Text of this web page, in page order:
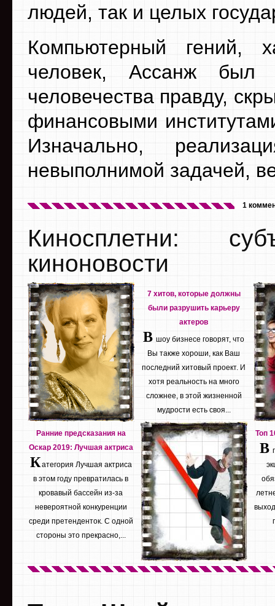
людей, так и целых
Компьютерный гений,
человек, Ассанж был
человечества правду,
финансовыми
Изначально,
невыполнимой задачей,
1
Киносплетни:
киноновости
Ранние предсказания на
Оскар 2019: Лучшая актриса
Категория Лучшая актриса
в этом году превратилась в
кровавый бассейн из-за
невероятной конкуренции
среди претенденток. С одной
стороны это прекрасно,...
7 хитов, которые должны
были разрушить карьеру
актеров
В шоу бизнесе говорят, что
Вы также хороши, как Ваш
последний хитовый проект. И
хотя реальность на много
сложнее, в этой жизненной
мудрости есть своя...
Топ
В